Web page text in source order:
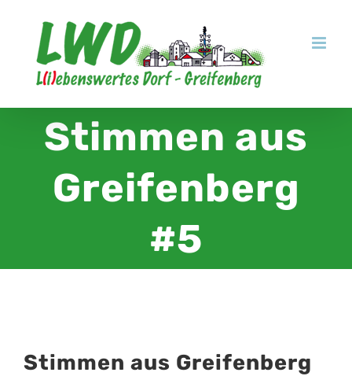
Inhalt
springen
Stimmen aus
Greifenberg
#5
Stimmen aus Greifenberg